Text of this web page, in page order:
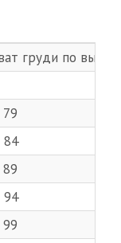
груди по
84
94